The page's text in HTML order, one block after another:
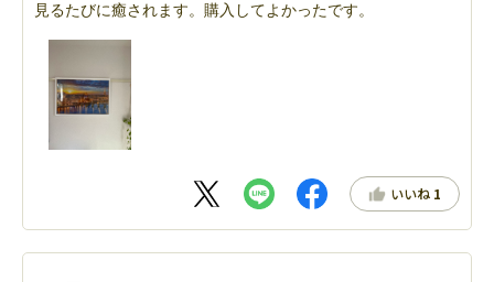
見るたびに癒されます。購入してよかったです。
いいね 1